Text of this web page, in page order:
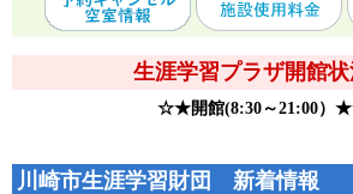
生涯学習プラザ開館
☆★開館(8:30～21:00）
川崎市生涯学習財団 新着情報